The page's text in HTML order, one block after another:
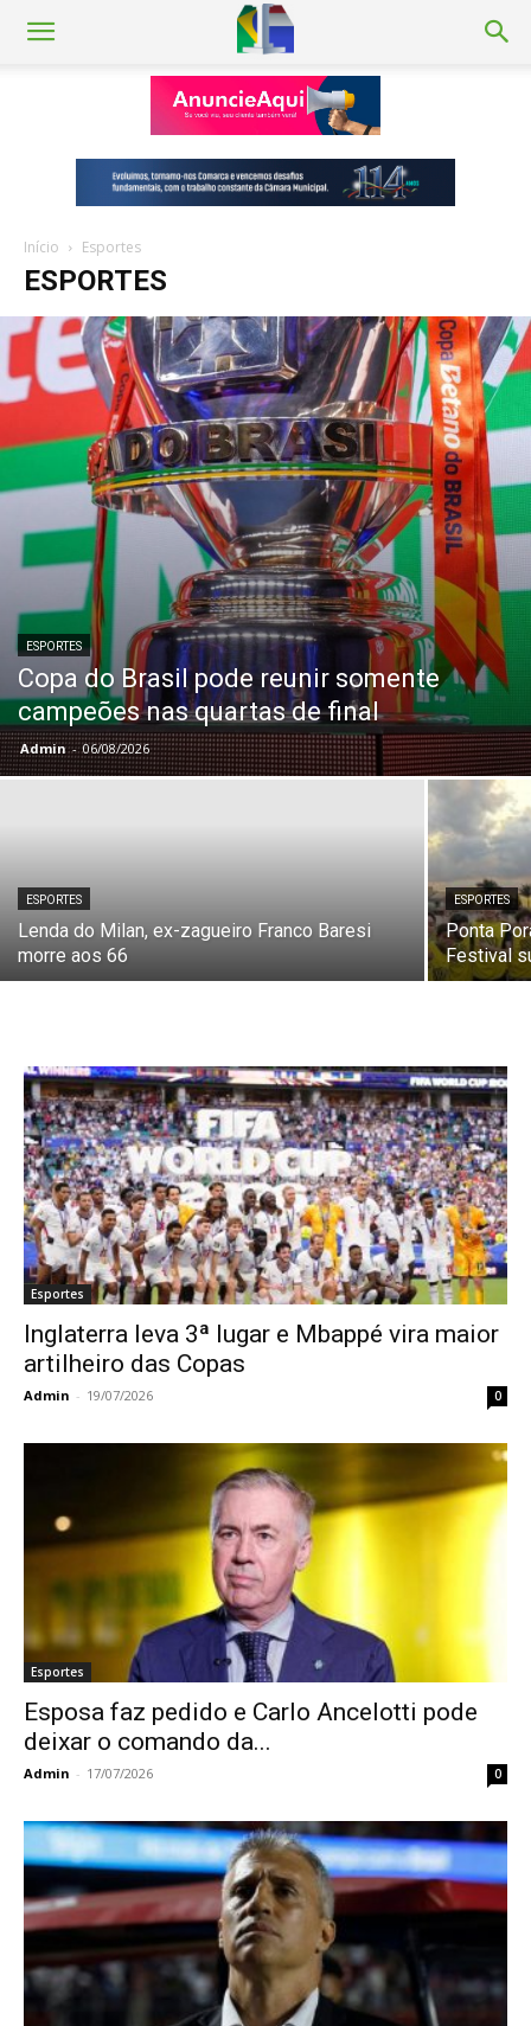
Início Esportes
ESPORTES
ESPORTES
Copa do Brasil pode reunir somente
campeões nas quartas de final
Admin - 06/08/2026
ESPORTES
Lenda do Milan, ex-zagueiro Franco Baresi
morre aos 66
ESPORTES
Ponta
Festival
Esportes
Inglaterra leva 3ª lugar e Mbappé vira maior
artilheiro das Copas
Admin - 19/07/2026 0
Esportes
Esposa faz pedido e Carlo Ancelotti pode
deixar o comando da...
Admin - 17/07/2026 0